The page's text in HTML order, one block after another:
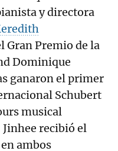
y directora
Gran Premio de la
Dominique
ganaron el primer
Schubert
musical
recibió el
ambos